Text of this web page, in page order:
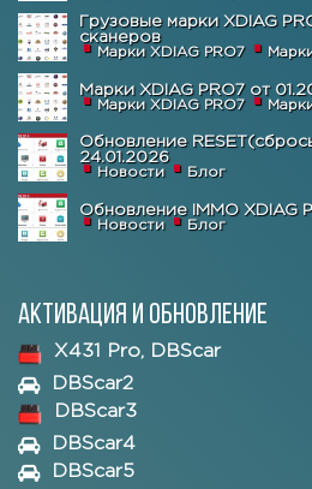
Грузовые марки XDIAG
сканеров
Марки XDIAG PRO7
Марки XDIAG PRO7 от
Марки XDIAG PRO7
Обновление
24.01.2026
Новости Блог
Обновление IMMO XDIAG
Новости Блог
Активация и обновление
X431 Pro, DBScar
DBScar2
DBScar3
DBScar4
DBScar5